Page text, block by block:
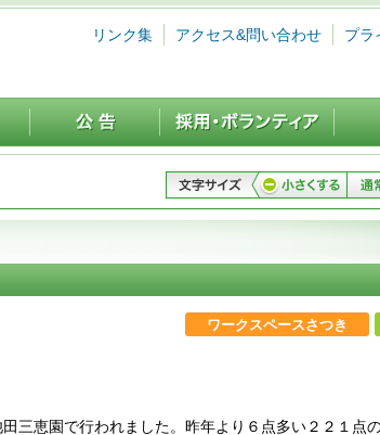
プラ
アクセス&問い合わせ
リンク集
ワークスペースさつき
三恵園で行われました。昨年より６点多い２２１点